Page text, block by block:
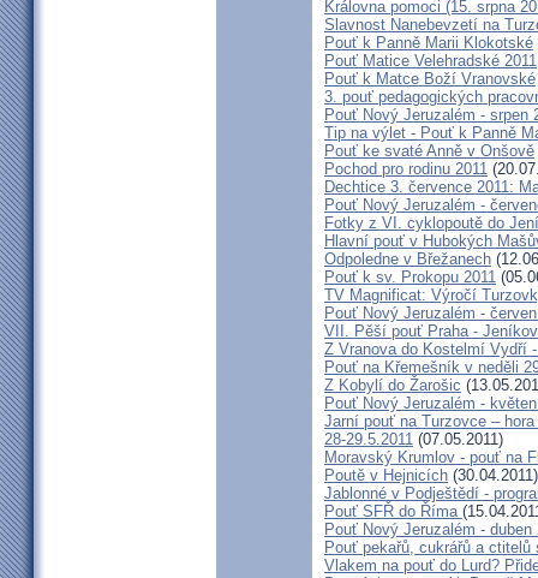
Královna pomoci (15. srpna
Slavnost Nanebevzetí na
Pouť k Panně Marii Klokotské
Pouť Matice Velehradské 2011
Pouť k Matce Boží Vranovské
3. pouť pedagogických
Pouť Nový Jeruzalém - srpen
Tip na výlet - Pouť k Panně
Pouť ke svaté Anně v Onšově
Pochod pro rodinu 2011
Dechtice 3. července 2011:
Pouť Nový Jeruzalém -
Fotky z VI. cyklopoutě do
Hlavní pouť v Hubokých
Odpoledne v Břežanech
Pouť k sv. Prokopu 2011
TV Magnificat: Výročí
Pouť Nový Jeruzalém -
VII. Pěší pouť Praha -
Z Vranova do Kostelmí Vydří
Pouť na Křemešník v neděli
Z Kobylí do Žarošic
Pouť Nový Jeruzalém -
Jarní pouť na Turzovce –
28-29.5.2011 (07.05.2011)
Moravský Krumlov - pouť na
Poutě v Hejnicích (30.04.2011)
Jablonné v Podještědí -
Pouť SFŘ do Říma
Pouť Nový Jeruzalém - duben
Pouť pekařů, cukrářů a ctitelů
Vlakem na pouť do Lurd?